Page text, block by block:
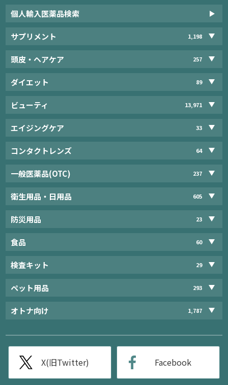
個人輸入医薬品検索
サプリメント 1,198
頭皮・ヘアケア 257
ダイエット 89
ビューティ 13,971
エイジングケア 33
コンタクトレンズ 64
一般医薬品(OTC) 237
衛生用品・日用品 605
防災用品 23
食品 60
検査キット 29
ペット用品 293
オトナ向け 1,787
X(旧Twitter) Facebook